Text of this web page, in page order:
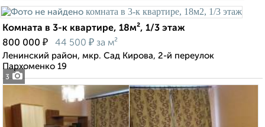
3
Комната в 3-к квартире, 18м², 1/3 этаж
800 000 ₽ 44 500 ₽ за м²
Ленинский район, мкр. Сад Кирова, 2-й переулок
Пархоменко 19